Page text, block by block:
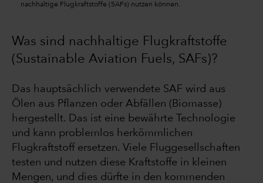
nachhaltige Flugkraftstoffe (SAFs) nutzen können.
Was sind nachhaltige Flugkraftstoffe
(Sustainable Aviation Fuels, SAFs)?
Das hauptsächlich verwendete SAF wird aus
Ölen aus Pflanzen oder Abfällen (Biomasse)
hergestellt. Das ist eine bewährte Technologie
und kann problemlos herkömmlichen
Flugkraftstoff ersetzen. Viele Fluggesellschaften
testen und nutzen diese Kraftstoffe in kleinen
Mengen, und dies dürfte in den kommenden